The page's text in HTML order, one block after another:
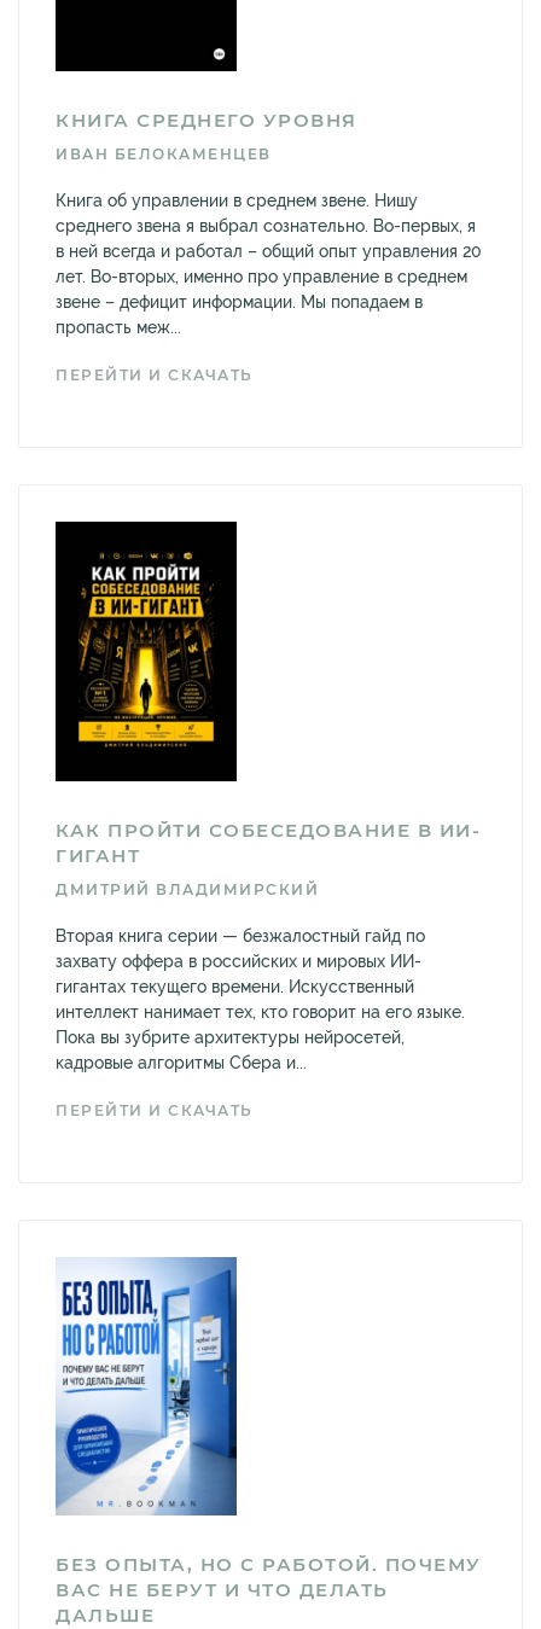
КНИГА СРЕДНЕГО УРОВНЯ
ИВАН БЕЛОКАМЕНЦЕВ
Книга об управлении в среднем звене. Нишу
среднего звена я выбрал сознательно. Во-первых, я
в ней всегда и работал – общий опыт управления 20
лет. Во-вторых, именно про управление в среднем
звене – дефицит информации. Мы попадаем в
пропасть меж...
ПЕРЕЙТИ И СКАЧАТЬ
КАК ПРОЙТИ СОБЕСЕДОВАНИЕ В ИИ-
ГИГАНТ
ДМИТРИЙ ВЛАДИМИРСКИЙ
Вторая книга серии — безжалостный гайд по
захвату оффера в российских и мировых ИИ-
гигантах текущего времени. Искусственный
интеллект нанимает тех, кто говорит на его языке.
Пока вы зубрите архитектуры нейросетей,
кадровые алгоритмы Сбера и...
ПЕРЕЙТИ И СКАЧАТЬ
БЕЗ ОПЫТА, НО С РАБОТОЙ. ПОЧЕМУ
ВАС НЕ БЕРУТ И ЧТО ДЕЛАТЬ
ДАЛЬШЕ